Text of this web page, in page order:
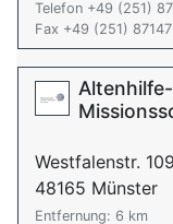
Telefon +49 (251)
Fax +49 (251)
Westfalenstr. 109
48165 Münster
Entfernung: 6 km